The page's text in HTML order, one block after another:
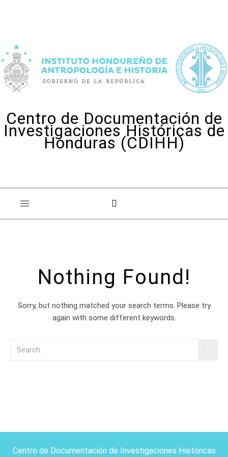
Centro de Documentación de
Investigaciones Históricas de
Honduras (CDIHH)
Nothing Found!
Sorry, but nothing matched your search terms. Please try
again with some different keywords.
Centro de Documentación de Investigaciones Históricas